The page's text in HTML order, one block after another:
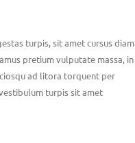
turpis, sit amet cursus diam
pretium vulputate massa, in
ad litora torquent per
turpis sit amet